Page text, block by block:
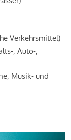
Verkehrsmittel)
, Auto-,
Musik- und